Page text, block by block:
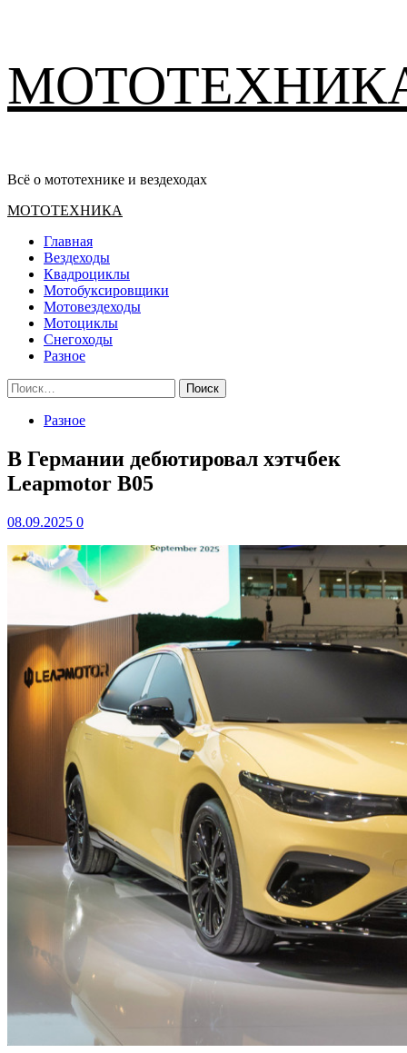
содержимому
Всё о мототехнике и вездеходах
Основное
МОТОТЕХНИКА
Главная
Вездеходы
Квадроциклы
Мотобуксировщики
Мотовездеходы
Мотоциклы
Снегоходы
Разное
Найти:
Разное
В Германии дебютировал хэтчбек
Leapmotor B05
08.09.2025 0